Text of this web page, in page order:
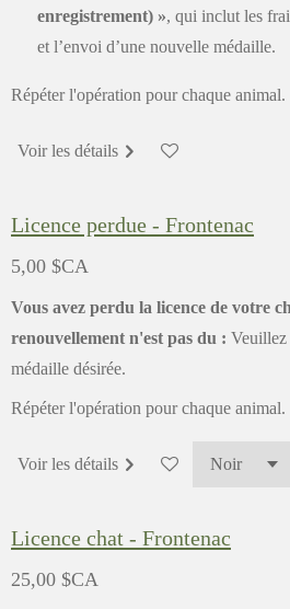
enregistrement) », qui inclut les
et l’envoi d’une nouvelle médaille.
Répéter l'opération pour chaque animal.
Voir les détails
Licence perdue - Frontenac
5,00 $CA
Vous avez perdu la licence de votre
renouvellement n'est pas du : Veuillez
médaille désirée.
Répéter l'opération pour chaque animal.
Voir les détails
Licence chat - Frontenac
25,00 $CA